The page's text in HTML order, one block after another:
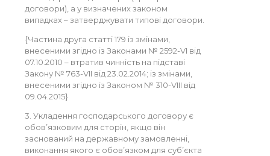
договори), а у визначених законом
випадках – затверджувати типові договори.
{Частина друга статті 179 із змінами,
внесеними згідно із Законами № 2592-VI від
07.10.2010 – втратив чинність на підставі
Закону № 763-VII від 23.02.2014; із змінами,
внесеними згідно із Законом № 310-VIII від
09.04.2015}
3. Укладення господарського договору є
обов’язковим для сторін, якщо він
заснований на державному замовленні,
виконання якого є обов’язком для суб’єкта